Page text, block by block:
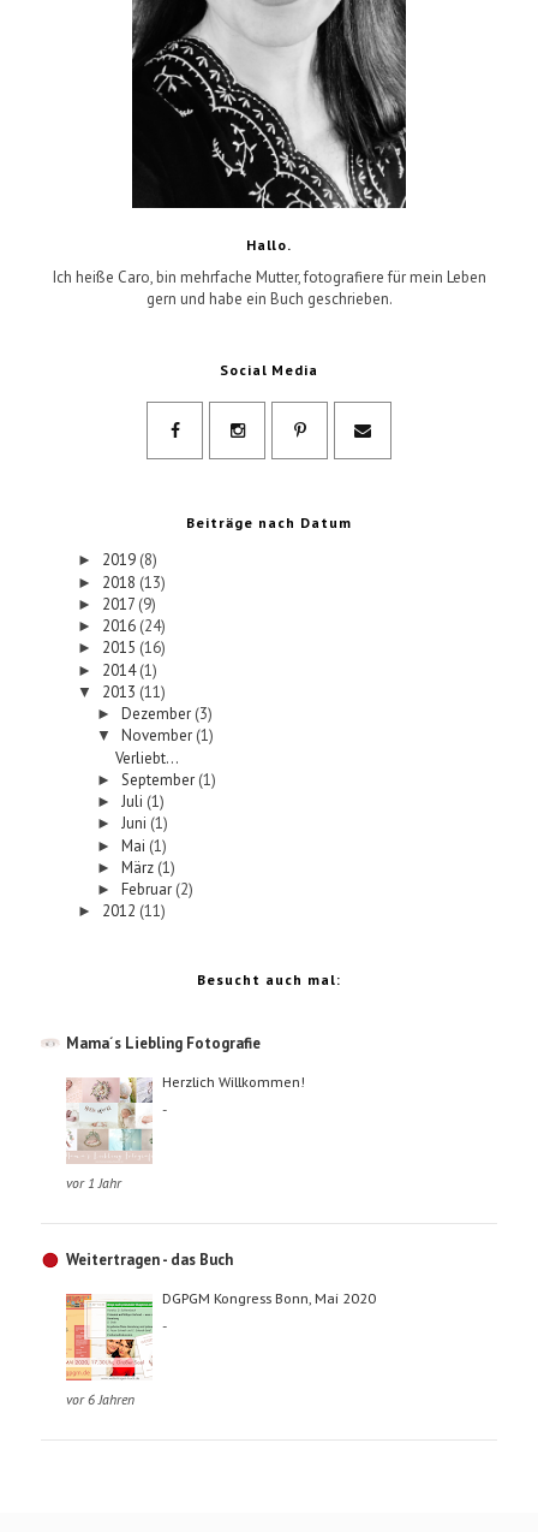
Hallo.
Ich heiße Caro, bin mehrfache Mutter, fotografiere für mein Leben
gern und habe ein Buch geschrieben.
Social Media
Beiträge nach Datum
► 2019 (8)
► 2018 (13)
► 2017 (9)
► 2016 (24)
► 2015 (16)
► 2014(1)
▼ 2013 (11)
► Dezember (3)
▼ November (1)
Verliebt...
► September (1)
► Juli (1)
► Juni (1)
► Mai (1)
► März (1)
► Februar (2)
► 2012 (11)
Besucht auch mal:
Mama´s Liebling Fotografie
Herzlich Willkommen!
-
vor 1 Jahr
Weitertragen - das Buch
DGPGM Kongress Bonn, Mai 2020
-
vor 6 Jahren